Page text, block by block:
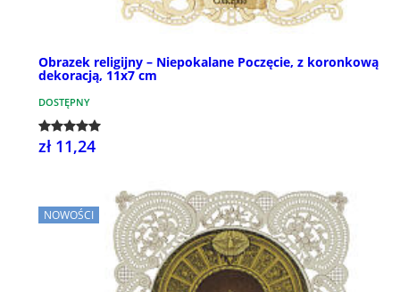
Obrazek religijny – Niepokalane Poczęcie, z koronkową
dekoracją, 11x7 cm
DOSTĘPNY
zł 11,24
NOWOŚCI